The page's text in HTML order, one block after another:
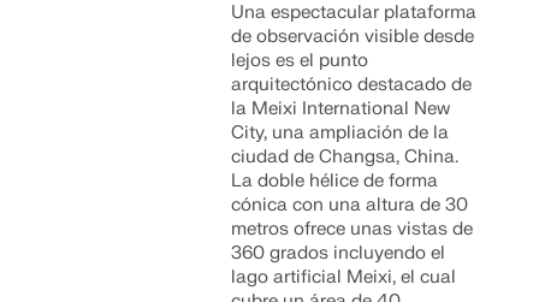
Una espectacular plataforma
de observación visible desde
lejos es el punto
arquitectónico destacado de
la Meixi International New
City, una ampliación de la
ciudad de Changsa, China.
La doble hélice de forma
cónica con una altura de 30
metros ofrece unas vistas de
360 grados incluyendo el
lago artificial Meixi, el cual